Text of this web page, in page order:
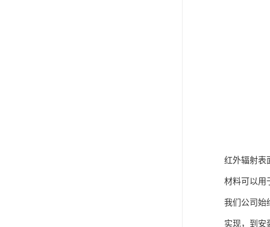
红外辐射表
材料可以用
我们公司始
实现，到安